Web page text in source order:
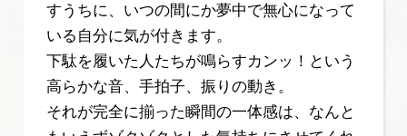
すうちに、いつの間にか夢中で無心になって
いる自分に気が付きます。
下駄を履いた人たちが鳴らすカンッ！という
高らかな音、手拍子、振りの動き。
それが完全に揃った瞬間の一体感は、なんと